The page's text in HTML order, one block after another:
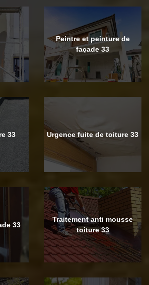
Peintre et peinture de
façade 33
33 Urgence fuite de toiture 33
33
Traitement anti mousse
toiture 33